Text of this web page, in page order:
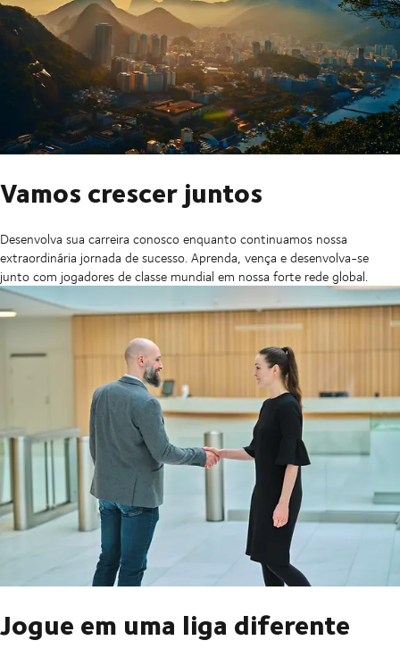
Vamos crescer juntos
Desenvolva sua carreira conosco enquanto continuamos nossa
extraordinária jornada de sucesso. Aprenda, vença e desenvolva-se
junto com jogadores de classe mundial em nossa forte rede global.
Jogue em uma liga diferente